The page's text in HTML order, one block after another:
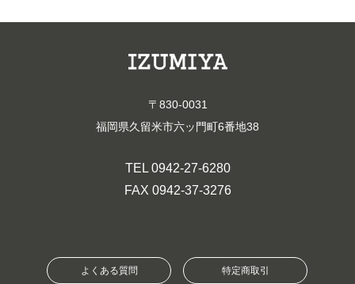
〒830-0031
福岡県久留米市六ッ門町6番地38
TEL 0942-27-6280
FAX 0942-37-3276
よくある質問 特定商取引